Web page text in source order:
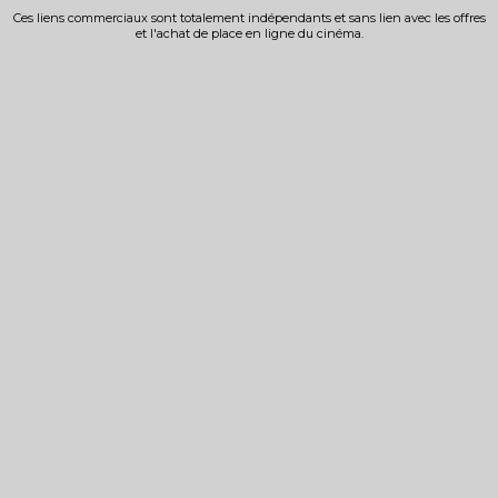
Ces liens commerciaux sont totalement indépendants et sans lien avec les offres
et l'achat de place en ligne du cinéma.